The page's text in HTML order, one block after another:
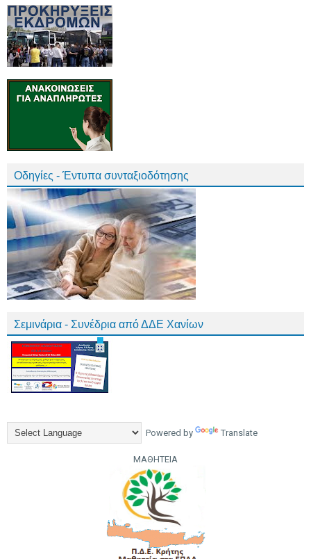
Οδηγίες - Έντυπα συνταξιοδότησης
Σεμινάρια - Συνέδρια από ΔΔΕ Χανίων
Powered by Translate
ΜΑΘΗΤΕΙΑ